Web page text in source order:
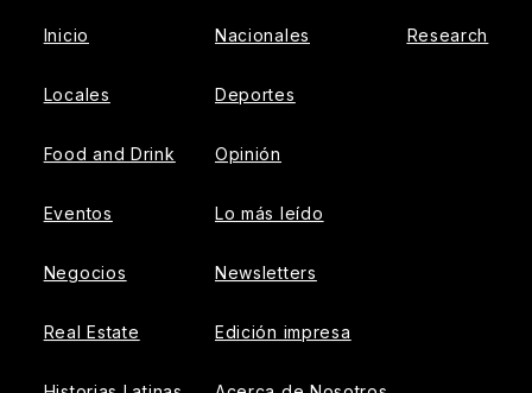
Inicio
Locales
Food and Drink
Eventos
Negocios
Real Estate
Nacionales
Deportes
Opinión
Lo más leído
Newsletters
Edición impresa
Research